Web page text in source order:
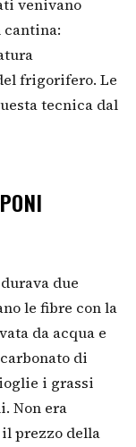
venivano
cantina:
frigorifero. Le
tecnica dal
due
le fibre con la
da acqua e
di
i grassi
Non era
il prezzo della